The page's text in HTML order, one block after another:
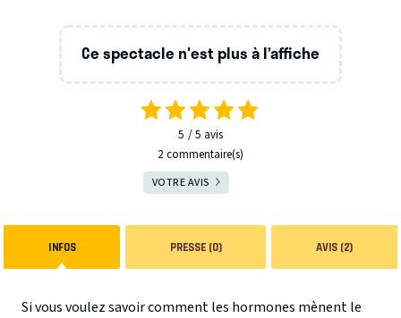
Ce spectacle n'est plus à l’affiche
5 5 avis
2 commentaire(s)
VOTRE AVIS
INFOS PRESSE (0) AVIS (2)
Si vous voulez savoir comment les hormones mènent le